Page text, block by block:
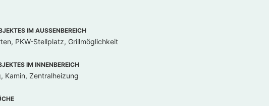
IM AUSSENBEREICH
PKW-Stellplatz, Grillmöglichkeit
IM INNENBEREICH
Kamin, Zentralheizung